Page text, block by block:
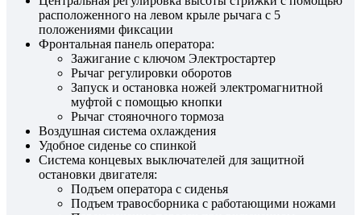
расположенного на левом крыле рычага с 5
положениями фиксации
Фронтальная панель оператора:
Зажигание с ключом Электростартер
Рычаг регулировки оборотов
Запуск и остановка ножей электромагнитной
муфтой с помощью кнопки
Рычаг стояночного тормоза
Воздушная система охлаждения
Удобное сиденье со спинкой
Система концевых выключателей для защитной
остановки двигателя:
Подъем оператора с сиденья
Подъем травосборника с работающими ножами